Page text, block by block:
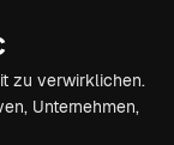
zu verwirklichen.
Unternehmen,